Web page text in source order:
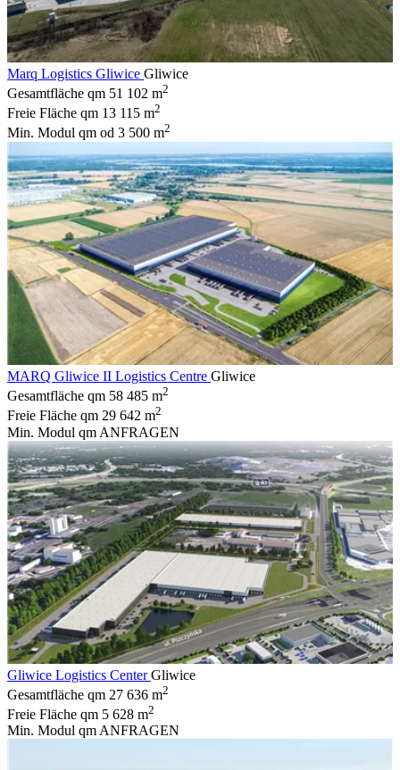
Marq Logistics Gliwice Gliwice
Gesamtfläche qm 51 102 m2
Freie Fläche qm 13 115 m2
Min. Modul qm od 3 500 m2
MARQ Gliwice II Logistics Centre Gliwice
Gesamtfläche qm 58 485 m2
Freie Fläche qm 29 642 m2
Min. Modul qm ANFRAGEN
Gliwice Logistics CenterGliwice
Gesamtfläche qm 27 636 m2
Freie Fläche qm 5 628 m2
Min. Modul qm ANFRAGEN